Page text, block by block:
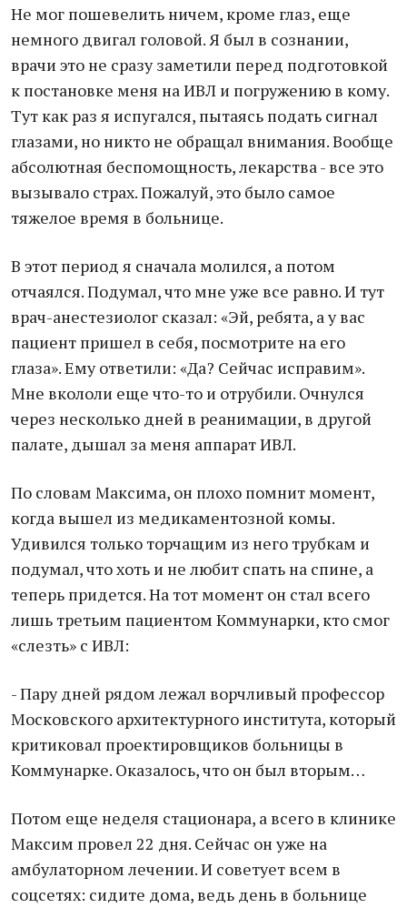
Не мог пошевелить ничем, кроме глаз, еще
немного двигал головой. Я был в сознании,
врачи это не сразу заметили перед подготовкой
к постановке меня на ИВЛ и погружению в кому.
Тут как раз я испугался, пытаясь подать сигнал
глазами, но никто не обращал внимания. Вообще
абсолютная беспомощность, лекарства - все это
вызывало страх. Пожалуй, это было самое
тяжелое время в больнице.
В этот период я сначала молился, а потом
отчаялся. Подумал, что мне уже все равно. И тут
врач-анестезиолог сказал: «Эй, ребята, а у вас
пациент пришел в себя, посмотрите на его
глаза». Ему ответили: «Да? Сейчас исправим».
Мне вкололи еще что-то и отрубили. Очнулся
через несколько дней в реанимации, в другой
палате, дышал за меня аппарат ИВЛ.
По словам Максима, он плохо помнит момент,
когда вышел из медикаментозной комы.
Удивился только торчащим из него трубкам и
подумал, что хоть и не любит спать на спине, а
теперь придется. На тот момент он стал всего
лишь третьим пациентом Коммунарки, кто смог
«слезть» с ИВЛ:
- Пару дней рядом лежал ворчливый профессор
Московского архитектурного института, который
критиковал проектировщиков больницы в
Коммунарке. Оказалось, что он был вторым…
Потом еще неделя стационара, а всего в клинике
Максим провел 22 дня. Сейчас он уже на
амбулаторном лечении. И советует всем в
соцсетях: сидите дома, ведь день в больнице